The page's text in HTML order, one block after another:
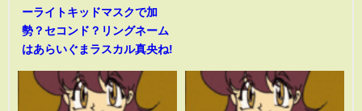
ーライトキッドマスクで加
勢？セコンド？リングネーム
はあらいぐまラスカル真央ね!